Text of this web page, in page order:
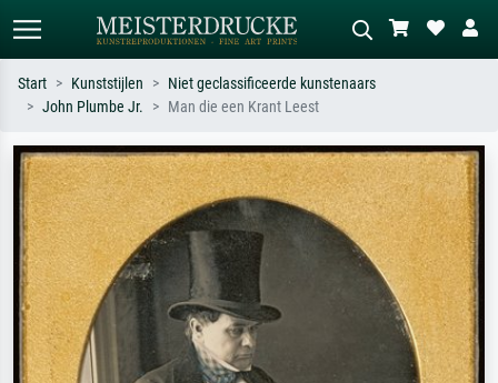
Zoek op kunstenaar, titel of stijl – bijv.
Monet, Sterrennacht, impressionisme,
Hokusai-golf, naakt.
Beschrijf de scène – bijv. groene
weide, abstract met veel rood, donker
olieverfschilderij, staand naakt naast
een boom.
Start Kunststijlen
Niet geclassificeerde kunstenaars
John Plumbe Jr.
Man die een Krant Leest